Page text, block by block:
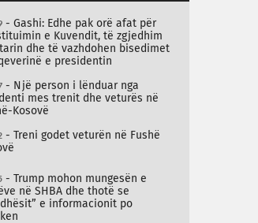
- Gashi: Edhe pak orë afat për
e Kuvendit, të zgjedhim
dhe të vazhdohen bisedimet
e presidentin
- Një person i lënduar nga
mes trenit dhe veturës në
Kosovë
- Treni godet veturën në Fushë
- Trump mohon mungesën e
në SHBA dhe thotë se
e informacionit po